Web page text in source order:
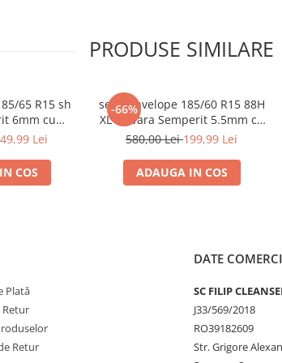
sau retur pentru garanție,
Dacă se returnează un alt
PRODUSE SIMILARE
65 R15 sh
6mm cu
Lei
COS
-66%
set 2 anvelope 185/60 R15 88H
XL sh vara Semperit 5.5mm cu
garantie
580,00 Lei199,99 Lei
ADAUGA IN COS
Plată
Retur
Retur
DATE
SC FILIP
J33/569/2018
RO39182609
Str. Grigore